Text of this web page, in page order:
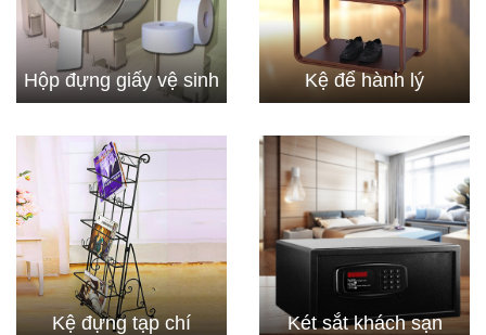
Hộp đựng giấy vệ sinh Kệ để hành lý
Kệ đựng tạp chí Két sắt khách sạn